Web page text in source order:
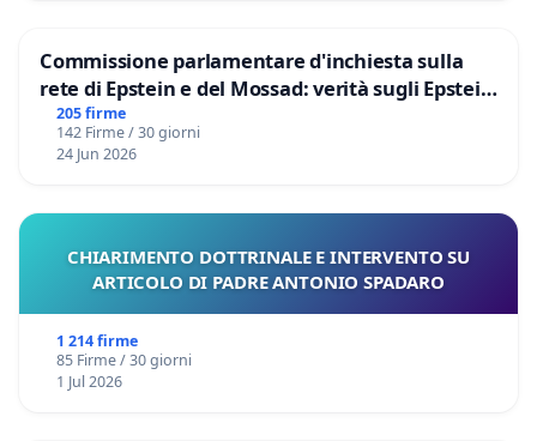
Commissione parlamentare d'inchiesta sulla
rete di Epstein e del Mossad: verità sugli Epstein
Files
205 firme
142 Firme / 30 giorni
24 Jun 2026
CHIARIMENTO DOTTRINALE E INTERVENTO SU
ARTICOLO DI PADRE ANTONIO SPADARO
1 214 firme
85 Firme / 30 giorni
1 Jul 2026